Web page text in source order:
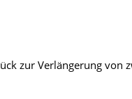
zur Verlängerung von